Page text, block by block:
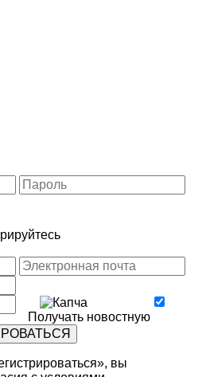
Получать новостную
вы